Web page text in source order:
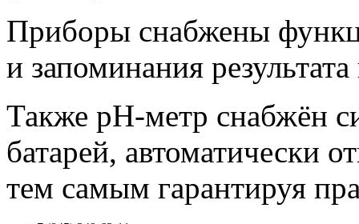
Приборы снабжены
и запоминания
Также pH-метр снабжён
батарей, автоматически
тем самым гарантируя